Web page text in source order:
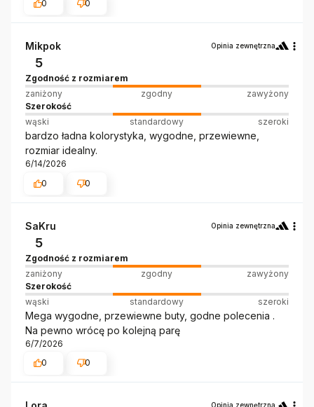
0
0
Mikpok Opinia zewnętrzna
5
Zgodność z rozmiarem
zaniżony
zgodny
zawyżony
Szerokość
wąski
standardowy szeroki
bardzo ładna kolorystyka, wygodne, przewiewne,
rozmiar idealny.
6/14/2026
0
0
SaKru Opinia zewnętrzna
5
Zgodność z rozmiarem
zaniżony
zgodny
zawyżony
Szerokość
wąski
standardowy szeroki
Mega wygodne, przewiewne buty, godne polecenia .
Na pewno wrócę po kolejną parę
6/7/2026
0
0
Opinia zewnętrzna